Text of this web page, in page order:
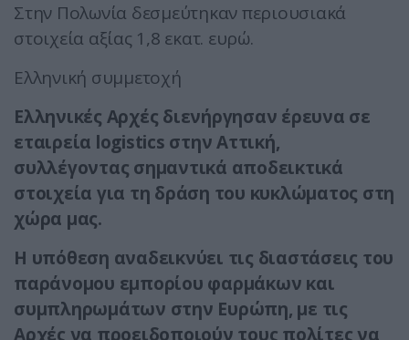
Στην Πολωνία δεσμεύτηκαν περιουσιακά
στοιχεία αξίας 1,8 εκατ. ευρώ.
Ελληνική συμμετοχή
Ελληνικές Αρχές διενήργησαν έρευνα σε
εταιρεία logistics στην Αττική,
συλλέγοντας σημαντικά αποδεικτικά
στοιχεία για τη δράση του κυκλώματος στη
χώρα μας.
Η υπόθεση αναδεικνύει τις διαστάσεις του
παράνομου εμπορίου φαρμάκων και
συμπληρωμάτων στην Ευρώπη, με τις
Αρχές να προειδοποιούν τους πολίτες να